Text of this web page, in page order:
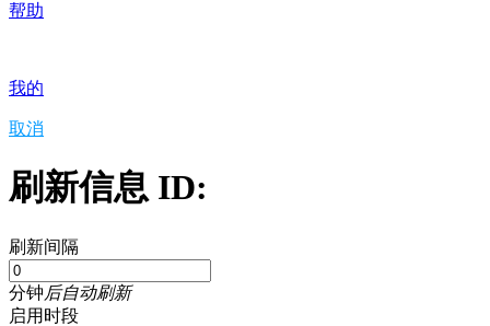
帮助
我的
取消
刷新信息 ID:
刷新间隔
分钟后自动刷新
启用时段